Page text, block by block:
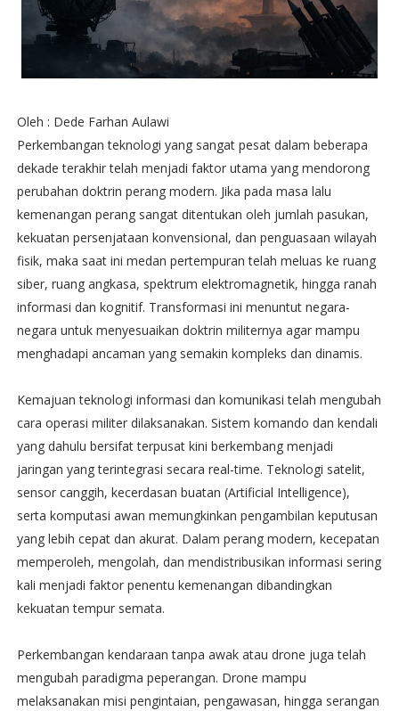
Oleh : Dede Farhan Aulawi
Perkembangan teknologi yang sangat pesat dalam beberapa
dekade terakhir telah menjadi faktor utama yang mendorong
perubahan doktrin perang modern. Jika pada masa lalu
kemenangan perang sangat ditentukan oleh jumlah pasukan,
kekuatan persenjataan konvensional, dan penguasaan wilayah
fisik, maka saat ini medan pertempuran telah meluas ke ruang
siber, ruang angkasa, spektrum elektromagnetik, hingga ranah
informasi dan kognitif. Transformasi ini menuntut negara-
negara untuk menyesuaikan doktrin militernya agar mampu
menghadapi ancaman yang semakin kompleks dan dinamis.
Kemajuan teknologi informasi dan komunikasi telah mengubah
cara operasi militer dilaksanakan. Sistem komando dan kendali
yang dahulu bersifat terpusat kini berkembang menjadi
jaringan yang terintegrasi secara real-time. Teknologi satelit,
sensor canggih, kecerdasan buatan (Artificial Intelligence),
serta komputasi awan memungkinkan pengambilan keputusan
yang lebih cepat dan akurat. Dalam perang modern, kecepatan
memperoleh, mengolah, dan mendistribusikan informasi sering
kali menjadi faktor penentu kemenangan dibandingkan
kekuatan tempur semata.
Perkembangan kendaraan tanpa awak atau drone juga telah
mengubah paradigma peperangan. Drone mampu
melaksanakan misi pengintaian, pengawasan, hingga serangan